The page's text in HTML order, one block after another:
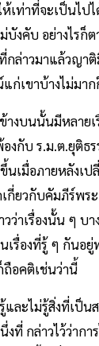
เท่าที่จะเป็นไป
บังคับ อย่างไรก็
ล่าวมาแล้วญา
ก่เขาบ้างไม่มา
างบนนั้นมีหลาย
งกับ ร.ม.ต.ยุติธ
นเมื่อภายหลังเป
ยวกับคัมภีร์พระ
ว่าเรื่องนั้น ๆ บา
เรื่องที่รู้ ๆ กันอยู่
อคติเช่นว่านี้
รู้และไม่รู้สิ่งที่เ
ที่ กล่าวไว้ว่ากา